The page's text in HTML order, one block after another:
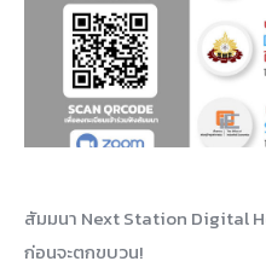
สัมมนา Next Station Digital
ก่อนจะตกขบวน!